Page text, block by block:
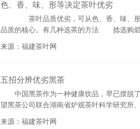
色、香、味、形等决定茶叶优劣
茶叶品质优劣，可从色、香、味、形
品质的核心。有几种选茶的方法 捻选购
来源：福建茶叶网
五招分辨优劣黑茶
中国黑茶作为一种健康饮品，早已摆脱
望黑茶公司联合湖南省炉观茶叶科学研究所
来源：福建茶叶网